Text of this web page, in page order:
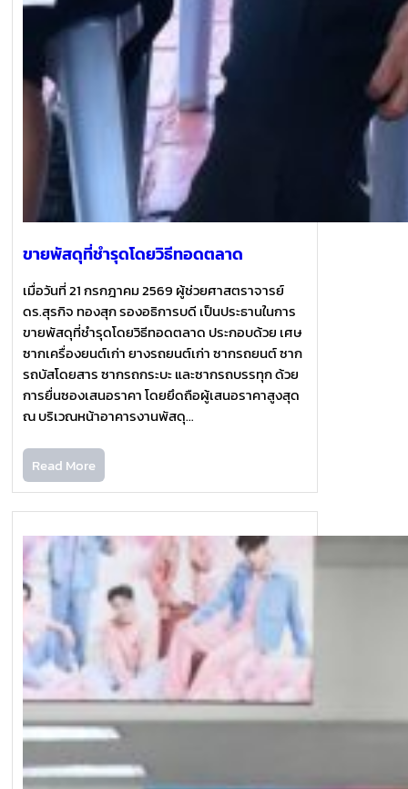
ขายพัสดุที่ชำรุดโดยวิธีทอดตลาด
เมื่อวันที่ 21 กรกฎาคม 2569 ผู้ช่วยศาสตราจารย์
ดร.สุรกิจ ทองสุก รองอธิการบดี เป็นประธานในการ
ขายพัสดุที่ชำรุดโดยวิธีทอดตลาด ประกอบด้วย เศษ
ซากเครื่องยนต์เก่า ยางรถยนต์เก่า ซากรถยนต์ ซาก
รถบัสโดยสาร ซากรถกระบะ และซากรถบรรทุก ด้วย
การยื่นซองเสนอราคา โดยยึดถือผู้เสนอราคาสูงสุด
ณ บริเวณหน้าอาคารงานพัสดุ…
Read More